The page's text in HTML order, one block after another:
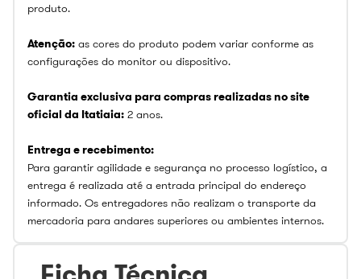
produto.
Atenção: as cores do produto podem variar conforme as
configurações do monitor ou dispositivo.
Garantia exclusiva para compras realizadas no site
oficial da Itatiaia: 2 anos.
Entrega e recebimento:
Para garantir agilidade e segurança no processo logístico, a
entrega é realizada até a entrada principal do endereço
informado. Os entregadores não realizam o transporte da
mercadoria para andares superiores ou ambientes internos.